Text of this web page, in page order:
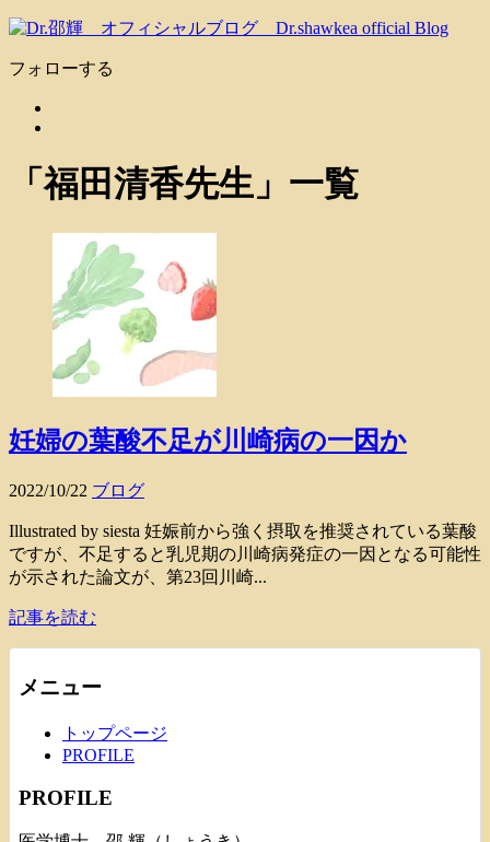
フォローする
「福田清香先生 」 一覧
妊婦の葉酸不足が川崎病の一因か
2022/10/22 ブログ
Illustrated by siesta 妊娠前から強く摂取を推奨されている葉酸
ですが、不足すると乳児期の川崎病発症の一因となる可能性
が示された論文が、第23回川崎...
記事を読む
メニュー
トップページ
PROFILE
PROFILE